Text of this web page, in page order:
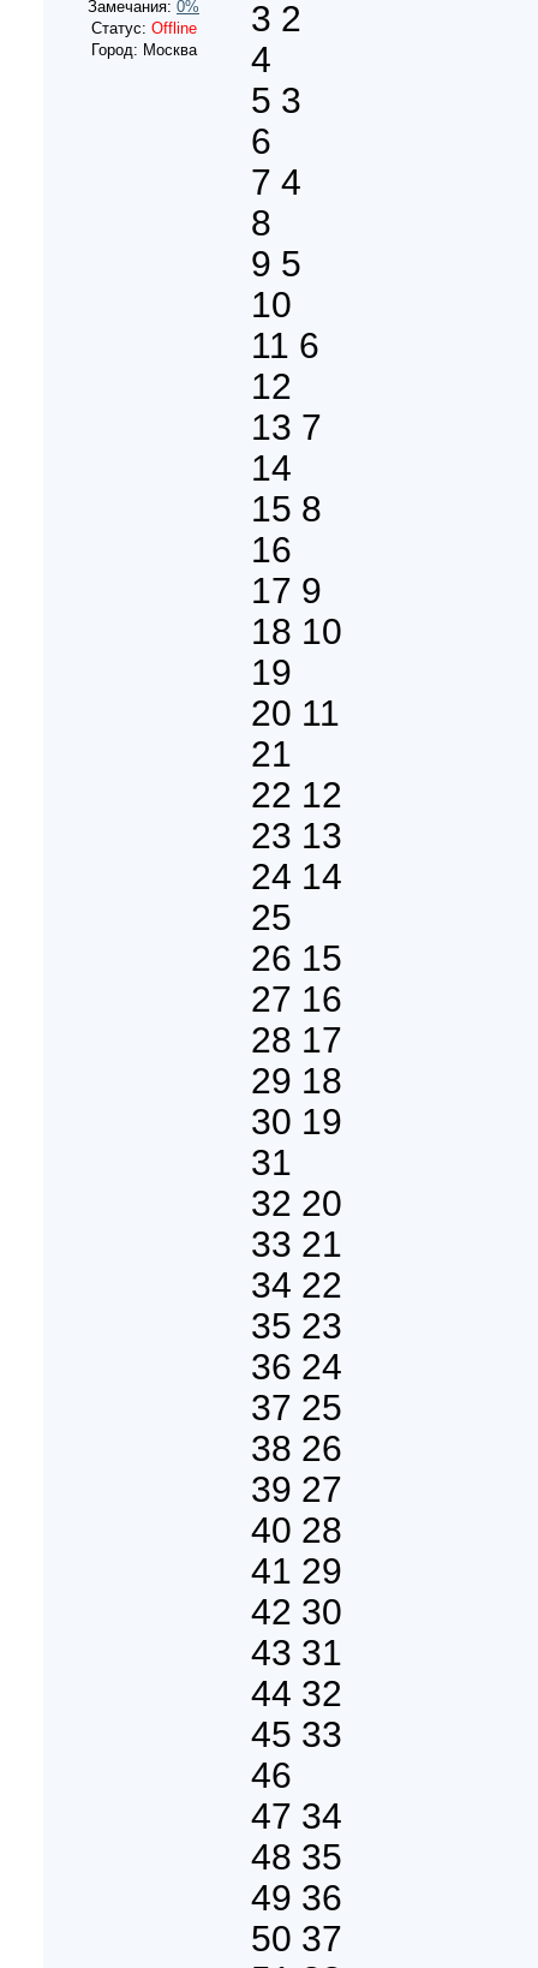
Замечания: 0%
Статус: Offline
Город: Москва
3 2
4
5 3
6
7 4
8
9 5
10
11 6
12
13 7
14
15 8
16
17 9
18 10
19
20 11
21
22 12
23 13
24 14
25
26 15
27 16
28 17
29 18
30 19
31
32 20
33 21
34 22
35 23
36 24
37 25
38 26
39 27
40 28
41 29
42 30
43 31
44 32
45 33
46
47 34
48 35
49 36
50 37